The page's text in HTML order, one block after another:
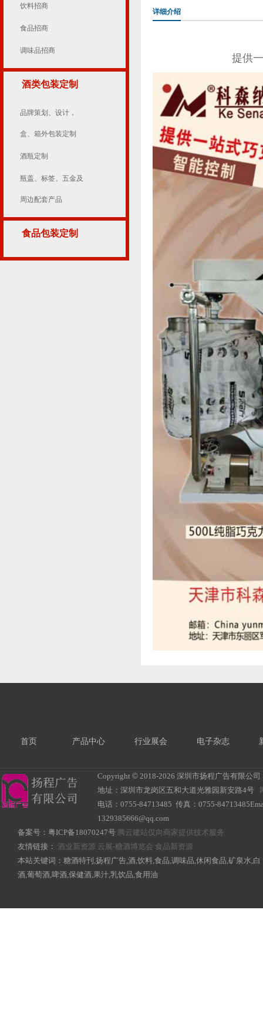
饮料招商
食品招商
调味品招商
酒类包装定制
品牌策划、设计，
盒、箱外包装定制
酒瓶定制
瓶盖、标签、五金及
周边配套产品
食品包装定制
详细介绍
提供
首页 产品中心 行业展会 电子杂志
Copyright © 2018-2026 深圳市扬程广告有限公
地址：深圳市龙岗区五和大道光雅园新安路4号
电话：0755-84713485 传真：0755-
1329385666@qq.com
备案号： 粤ICP备18070247号 腾云建站仅向商家提供技术服务
友情链接： 酒业新资源 云展-糖酒博览会 食品新资源
本站关键词：糖酒特刊,扬程广告,酒,饮料,食品,调味品,休闲食品,矿泉水,白
酒,葡萄酒,啤酒,保健酒,果汁,乳饮品,食用油